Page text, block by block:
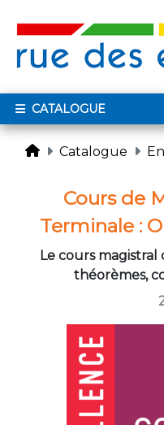
CATALOGUE
Catalogue
Cours de
Terminale :
Le cours
théorèmes,